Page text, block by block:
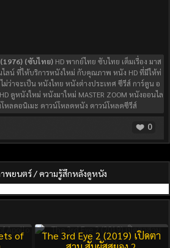
(ซับไทย) HD พากย์ไทย ซับไทย เต็มเรื่อง มาส
ไลน์ ที่ให้บริการหนังใหม่ กับคุณภาพ หนัง HD ที่มีให้ท่
ม่ว่าจะเป็น หนังไทย หนังต่างประเทศ ซีรีส์ การ์ตูน อ
ดูหนังใหม่ หนังมาใหม่ MASTER ZOOM หนังออนไล
หลดอนิเมะ ดาวน์โหลดหนัง ดาวน์โหลดซีรีส์
0
พยนตร์ / ความรู้สึกหลังดูหนัง
of
The 3rd Eye 2 (2019) เปิดตา